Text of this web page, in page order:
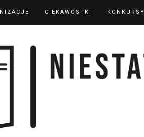
CIEKAWOSTKI KONKURSY